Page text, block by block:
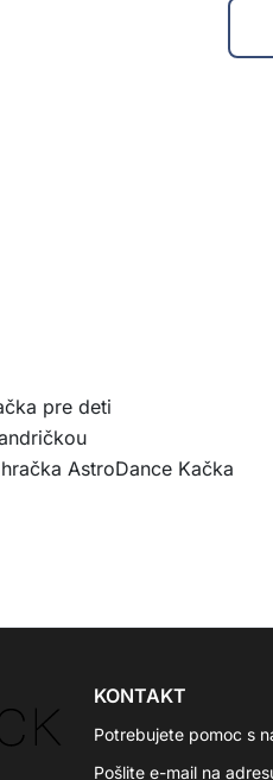
pre deti
AstroDance Kačka
KONTAKT
Potrebujete pomoc s
Pošlite e-mail na